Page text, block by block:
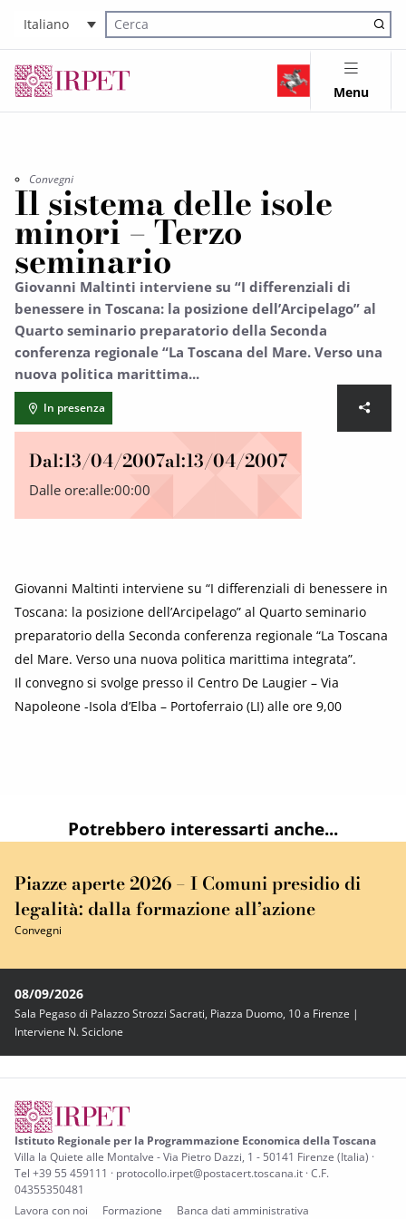
Italiano
Cerca nel sito
Menu
Convegni
Il sistema delle isole
minori – Terzo
seminario
Giovanni Maltinti interviene su “I differenziali di
benessere in Toscana: la posizione dell’Arcipelago” al
Quarto seminario preparatorio della Seconda
conferenza regionale “La Toscana del Mare. Verso una
nuova politica marittima...
In presenza
Dal:13/04/2007al:13/04/2007
Dalle ore:alle:00:00
Giovanni Maltinti interviene su “I differenziali di benessere in
Toscana: la posizione dell’Arcipelago” al Quarto seminario
preparatorio della Seconda conferenza regionale “La Toscana
del Mare. Verso una nuova politica marittima integrata”.
Il convegno si svolge presso il Centro De Laugier – Via
Napoleone -Isola d’Elba – Portoferraio (LI) alle ore 9,00
Potrebbero interessarti anche...
Piazze aperte 2026 – I Comuni presidio di
legalità: dalla formazione all’azione
Convegni
08/09/2026
Sala Pegaso di Palazzo Strozzi Sacrati, Piazza Duomo, 10 a Firenze |
Interviene N. Sciclone
Istituto Regionale per la Programmazione Economica della Toscana
Villa la Quiete alle Montalve - Via Pietro Dazzi, 1 - 50141 Firenze (Italia) ·
Tel +39 55 459111 · protocollo.irpet@postacert.toscana.it · C.F.
04355350481
Lavora con noi
Formazione Banca dati amministrativa